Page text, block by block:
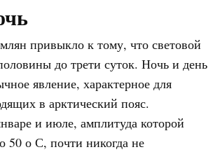
привыкло к тому, что световой
до трети суток. Ночь и день
явление, характерное для
в арктический пояс.
и июле, амплитуда которой
50 о С, почти никогда не